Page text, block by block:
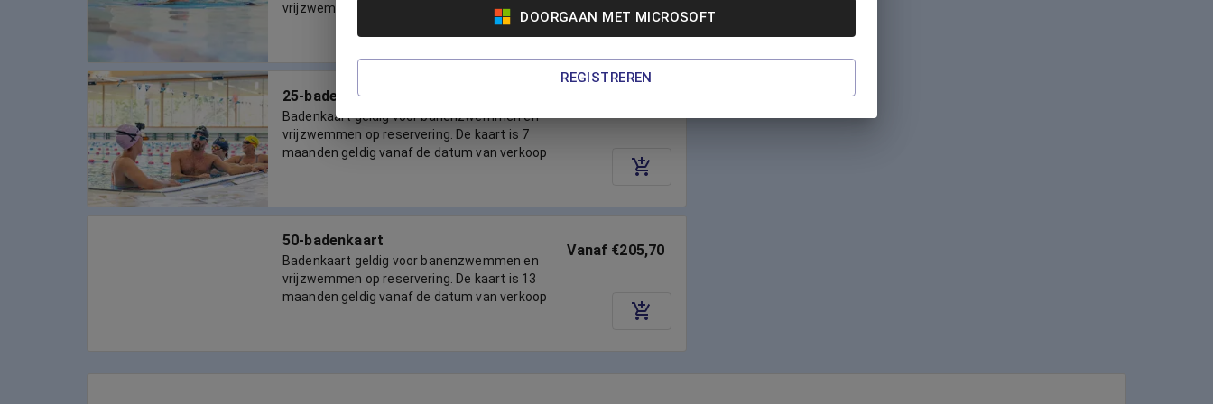
vrijzwemmen voor 50-plussers!
25-badenkaart
Badenkaart geldig voor banenzwemmen en
vrijzwemmen op reservering. De kaart is 7
maanden geldig vanaf de datum van verkoop
50-badenkaart
Badenkaart geldig voor banenzwemmen en
vrijzwemmen op reservering. De kaart is 13
maanden geldig vanaf de datum van verkoop
Vanaf €205,70
DOORGAAN MET MICROSOFT
REGISTREREN